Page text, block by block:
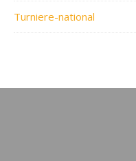
Turniere-national